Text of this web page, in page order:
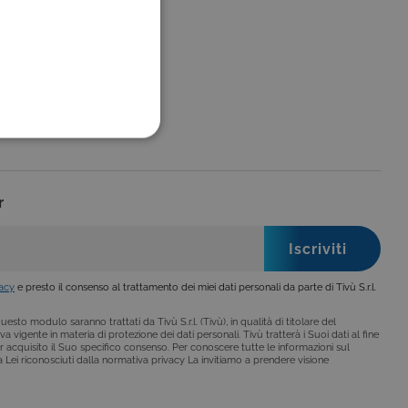
e presto il consenso al trattamento dei miei dati personali da parte di Tivù S.r.l.
modulo saranno trattati da Tivù S.r.l. (Tivù), in qualità di titolare del
vigente in materia di protezione dei dati personali. Tivù tratterà i Suoi dati al fine
il Suo specifico consenso. Per conoscere tutte le informazioni sul
riconosciuti dalla normativa privacy La invitiamo a prendere visione
FUNZIONALITÀ
ai criteri da te
avvisati riguardo alla
di norma, dati